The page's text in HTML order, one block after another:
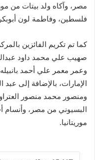
مصر، وآكاه ولد بيتات من
فلسطين، وفاطمة لون
كما تم تكريم الفائزين
صهيب علي محمد داود
وعمر معمر علي أحمد
الإمارات، بالإضافة إلى
ومنصور محمد منصور
البسيوني من مصر، وأنسام
موريتانيا.